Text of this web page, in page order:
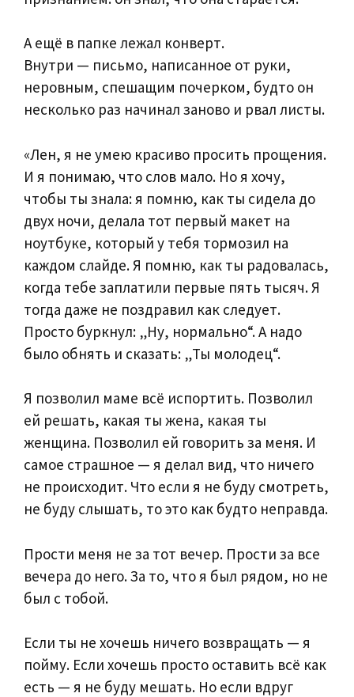
А ещё в папке лежал конверт.
Внутри — письмо, написанное от руки,
неровным, спешащим почерком, будто он
несколько раз начинал заново и рвал листы.
«Лен, я не умею красиво просить прощения.
И я понимаю, что слов мало. Но я хочу,
чтобы ты знала: я помню, как ты сидела до
двух ночи, делала тот первый макет на
ноутбуке, который у тебя тормозил на
каждом слайде. Я помню, как ты радовалась,
когда тебе заплатили первые пять тысяч. Я
тогда даже не поздравил как следует.
Просто буркнул: „Ну, нормально“. А надо
было обнять и сказать: „Ты молодец“.
Я позволил маме всё испортить. Позволил
ей решать, какая ты жена, какая ты
женщина. Позволил ей говорить за меня. И
самое страшное — я делал вид, что ничего
не происходит. Что если я не буду смотреть,
не буду слышать, то это как будто неправда.
Прости меня не за тот вечер. Прости за все
вечера до него. За то, что я был рядом, но не
был с тобой.
Если ты не хочешь ничего возвращать — я
пойму. Если хочешь просто оставить всё как
есть — я не буду мешать. Но если вдруг